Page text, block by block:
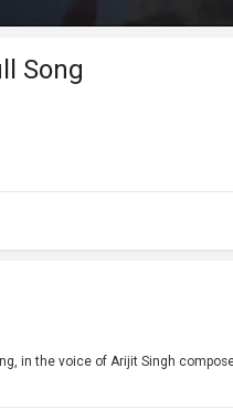
Song
in the voice of Arijit Singh